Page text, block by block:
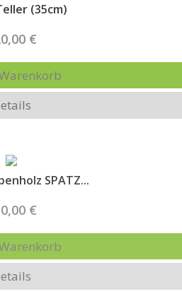
(35cm)
€
SPATZ...
€